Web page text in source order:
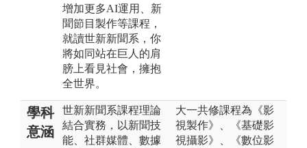
增加更多AI運用、新
聞節目製作等課程，
就讀世新新聞系，你
將如同站在巨人的肩
膀上看見社會，擁抱
全世界。
學科
意涵
世新新聞系課程理論
結合實務，以新聞技
能、社群媒體、數據
大一共修課程為《影
視製作》、《基礎影
視攝影》、《數位影